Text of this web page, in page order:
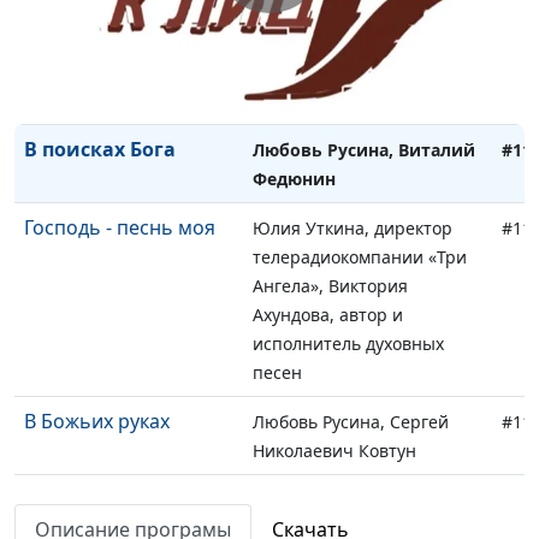
Тукало
Ольга Козуля, Алексей
Гавриков
В поисках Бога
Любовь Русина, Виталий
Федюнин
Господь - песнь моя
Юлия Уткина, директор
телерадиокомпании «Три
Ангела», Виктория
Ахундова, автор и
исполнитель духовных
песен
В Божьих руках
Любовь Русина, Сергей
Николаевич Ковтун
Нужное время
Яшанова
Описание програмы Скачать